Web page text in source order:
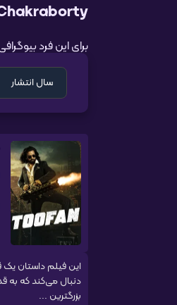
برای این فرد
این فیلم داستان یک
دنبال می‌کند که به
بزرگترین ...